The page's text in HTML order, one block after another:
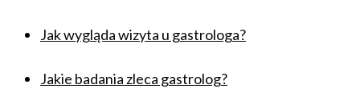
Jak wygląda wizyta u gastrologa?
Jakie badania zleca gastrolog?